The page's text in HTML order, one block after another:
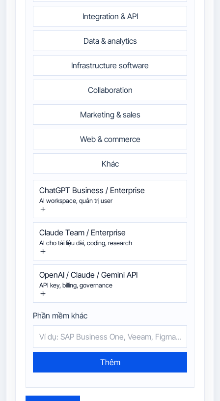
Integration & API
Data & analytics
Infrastructure software
Collaboration
Marketing & sales
Web & commerce
Khác
ChatGPT Business / Enterprise
AI workspace, quản trị user
Claude Team / Enterprise
AI cho tài liệu dài, coding, research
OpenAI / Claude / Gemini API
API key, billing, governance
Phần mềm khác
Thêm